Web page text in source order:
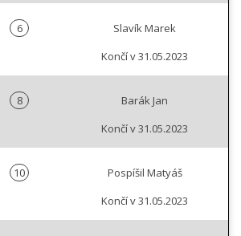
6
Slavík Marek
Končí v 31.05.2023
8
Barák Jan
Končí v 31.05.2023
10
Pospíšil Matyáš
Končí v 31.05.2023